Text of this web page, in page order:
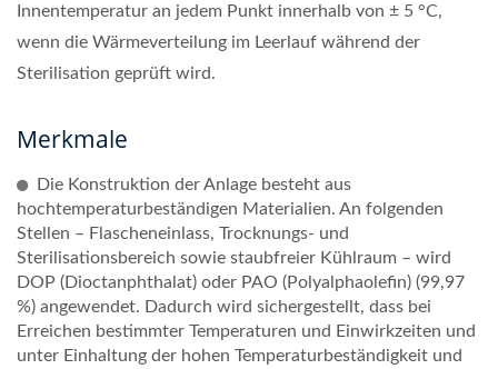
Innentemperatur an jedem Punkt innerhalb von ± 5 °C,
wenn die Wärmeverteilung im Leerlauf während der
Sterilisation geprüft wird.
Merkmale
Die Konstruktion der Anlage besteht aus
hochtemperaturbeständigen Materialien. An folgenden
Stellen – Flascheneinlass, Trocknungs- und
Sterilisationsbereich sowie staubfreier Kühlraum – wird
DOP (Dioctanphthalat) oder PAO (Polyalphaolefin) (99,97
%) angewendet. Dadurch wird sichergestellt, dass bei
Erreichen bestimmter Temperaturen und Einwirkzeiten und
unter Einhaltung der hohen Temperaturbeständigkeit und